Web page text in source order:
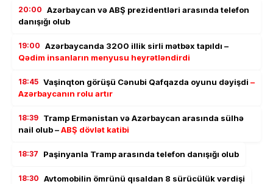
20:00 Azərbaycan və ABŞ prezidentləri arasında telefon
danışığı olub
19:00 Azərbaycanda 3200 illik sirli mətbəx tapıldı –
Qədim insanların menyusu heyrətləndirdi
18:45 Vaşinqton görüşü Cənubi Qafqazda oyunu dəyişdi –
Azərbaycanın rolu artır
18:39 Tramp Ermənistan və Azərbaycan arasında sülhə
nail olub –ABŞ dövlət katibi
18:37 Paşinyanla Tramp arasında telefon danışığı olub
18:30 Avtomobilin ömrünü qısaldan 8 sürücülük vərdişi